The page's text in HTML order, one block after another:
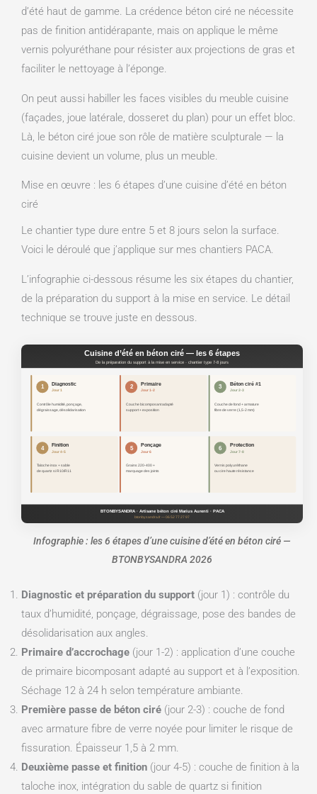
d’été haut de gamme. La crédence béton ciré ne nécessite
pas de finition antidérapante, mais on applique le même
vernis polyuréthane pour résister aux projections de gras et
faciliter le nettoyage à l’éponge.
On peut aussi habiller les faces visibles du meuble cuisine
(façades, joue latérale, dosseret du plan) pour un effet bloc.
Là, le béton ciré joue son rôle de matière sculpturale — la
cuisine devient un volume, plus un meuble.
Mise en œuvre : les 6 étapes d’une cuisine d’été en béton
ciré
Le chantier type dure entre 5 et 8 jours selon la surface.
Voici le déroulé que j’applique sur mes chantiers PACA.
L’infographie ci-dessous résume les six étapes du chantier,
de la préparation du support à la mise en service. Le détail
technique se trouve juste en dessous.
Cuisine d’été en béton ciré — les 6 étapes
De la préparation du support à la mise en service · chantier type 7-8 jours
1 Diagnostic
Jour 1
Contrôle humidité, ponçage,
dégraissage, désolidarisation
2 Primaire
Jour 1-2
Couche bicomposant adapté
support + exposition
3 Béton ciré #1
Jour 2-3
Couche de fond + armature
fibre de verre (1,5-2 mm)
4 Finition
Jour 4-5
Taloche inox + sable
de quartz si R10/R11
5 Ponçage
Jour 6
Grains 220-400 +
marquage des joints
6 Protection
Jour 7-8
Vernis polyuréthane
ou cire haute résistance
BTONBYSANDRA · Artisane béton ciré Marius Aurenti · PACA
btonbysandra.fr — 06 52 77 27 97
Infographie : les 6 étapes d’une cuisine d’été en béton ciré —
BTONBYSANDRA 2026
Diagnostic et préparation du support (jour 1) : contrôle du
taux d’humidité, ponçage, dégraissage, pose des bandes de
désolidarisation aux angles.
Primaire d’accrochage (jour 1-2) : application d’une couche
de primaire bicomposant adapté au support et à l’exposition.
Séchage 12 à 24 h selon température ambiante.
Première passe de béton ciré (jour 2-3) : couche de fond
avec armature fibre de verre noyée pour limiter le risque de
fissuration. Épaisseur 1,5 à 2 mm.
Deuxième passe et finition (jour 4-5) : couche de finition à la
taloche inox, intégration du sable de quartz si finition